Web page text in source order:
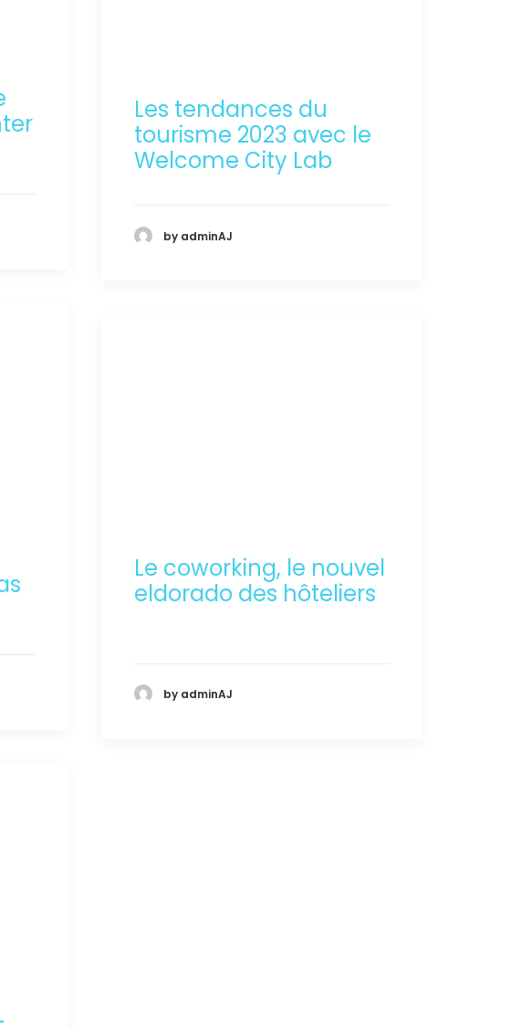
Les tendances du
tourisme 2023 avec le
Welcome City Lab
by adminAJ
Le coworking, le nouvel
eldorado des hôteliers
by adminAJ